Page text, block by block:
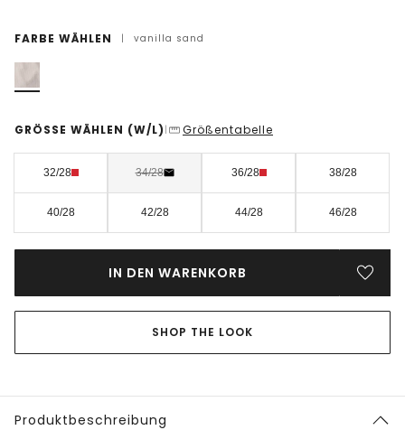
FARBE WÄHLEN | vanilla sand
GRÖSSE WÄHLEN (W/L) | Größentabelle
32/28 34/28 36/28 38/28
40/28 42/28 44/28 46/28
IN DEN WARENKORB
SHOP THE LOOK
Produktbeschreibung